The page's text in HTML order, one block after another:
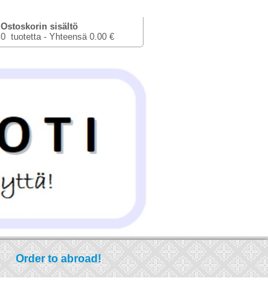
Ostoskorin sisältö
0 tuotetta - Yhteensä 0.00 €
Order to abroad!